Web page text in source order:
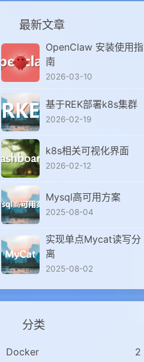
最新文章
OpenClaw 安装使用指
南
2026-03-10
基于REK部署k8s集群
2026-02-19
k8s相关可视化界面
2026-02-12
Mysql高可用方案
2025-08-04
实现单点Mycat读写分
离
2025-08-02
分类
Docker
2